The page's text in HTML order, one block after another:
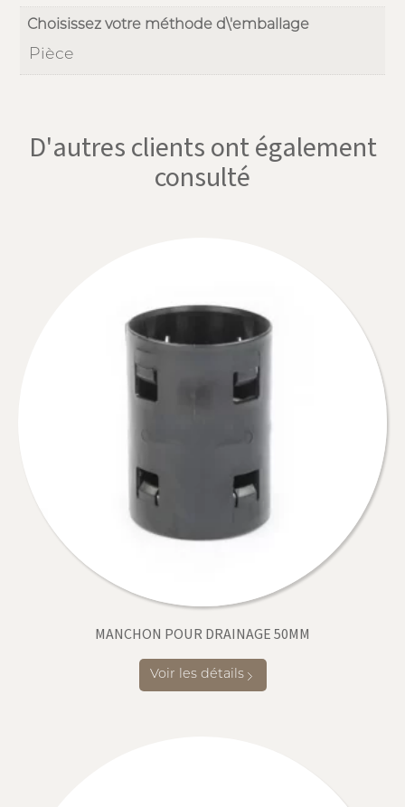
Choisissez votre méthode d\'emballage
Pièce
D'autres clients ont également
consulté
MANCHON POUR DRAINAGE 50MM
Voir les détails